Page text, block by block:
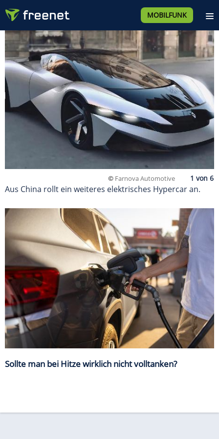
MOBILFUNK
© Farnova Automotive
Aus China rollt ein weiteres elektrisches Hypercar an.
Sollte man bei Hitze wirklich nicht volltanken?